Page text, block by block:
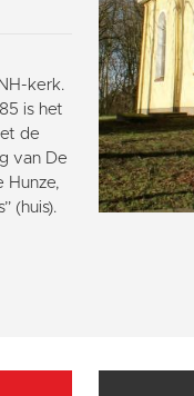
kerk.
is het
de
van De
Hunze,
(huis).